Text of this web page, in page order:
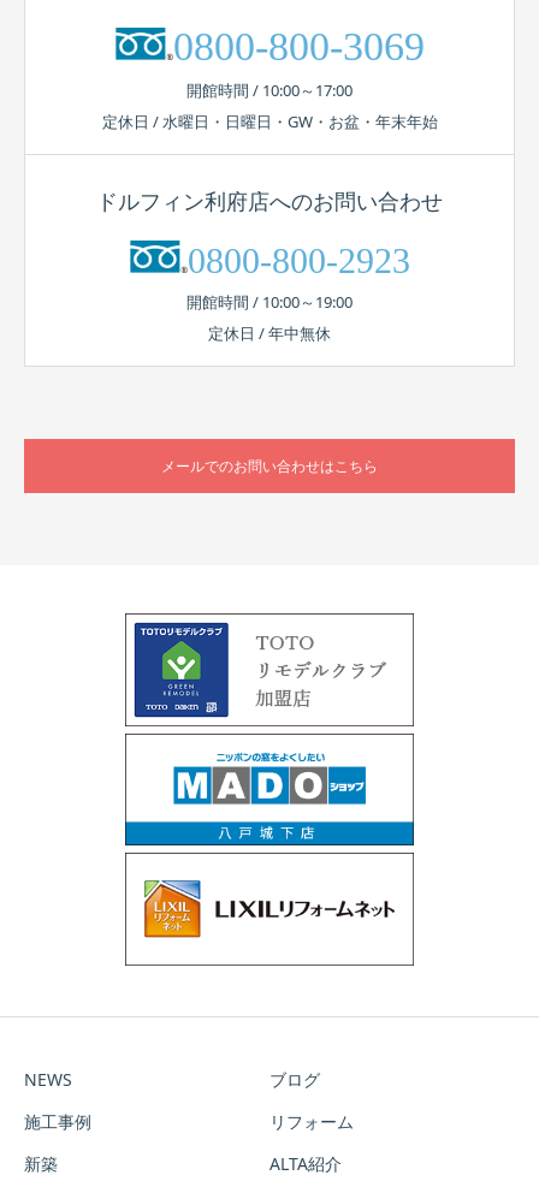
0800-800-3069
開館時間 / 10:00～17:00
定休日 / 水曜日・日曜日・GW・お盆・年末年始
ドルフィン利府店へのお問い合わせ
0800-800-2923
開館時間 / 10:00～19:00
定休日 / 年中無休
メールでのお問い合わせはこちら
NEWS
ブログ
施工事例
リフォーム
新築
ALTA紹介